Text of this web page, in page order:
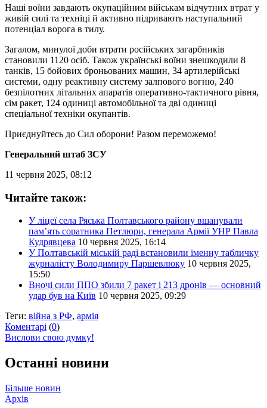
Наші воїни завдають окупаційним військам відчутних втрат у
живій силі та техніці й активно підривають наступальний
потенціал ворога в тилу.
Загалом, минулої доби втрати російських загарбників
становили 1120 осіб. Також українські воїни знешкодили 8
танків, 15 бойових броньованих машин, 34 артилерійські
системи, одну реактивну систему залпового вогню, 240
безпілотних літальних апаратів оперативно-тактичного рівня,
сім ракет, 124 одиниці автомобільної та дві одиниці
спеціальної техніки окупантів.
Приєднуйтесь до Сил оборони! Разом переможемо!
Генеральний штаб ЗСУ
11 червня 2025, 08:12
Читайте також:
У ліцеї села Ряська Полтавського району вшанували
пам’ять соратника Петлюри, генерала Армії УНР Павла
Кудрявцева 10 червня 2025, 16:14
У Полтавській міській раді встановили іменну табличку
журналісту Володимиру Паршевлюку 10 червня 2025,
15:50
Вночі сили ППО збили 7 ракет і 213 дронів — основний
удар був на Київ 10 червня 2025, 09:29
Теги: війна з РФ, армія
Коментарі (0)
Вислови свою думку!
Останні новини
Більше новин
Архів